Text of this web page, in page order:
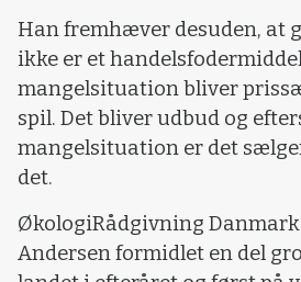
Han fremhæver desuden, at
ikke er et
mangelsituation bliver
spil. Det bliver udbud og
mangelsituation er det
det.
ØkologiRådgivning
Andersen formidlet en del